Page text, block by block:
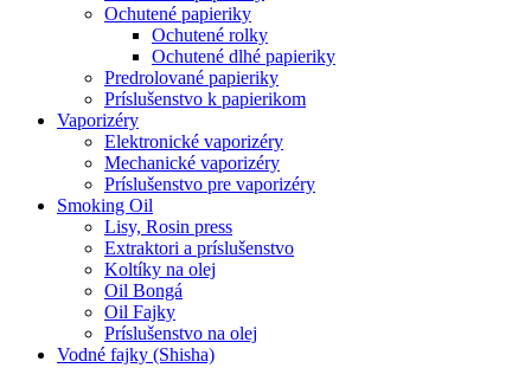
Ochutené papieriky
Ochutené rolky
Ochutené dlhé papieriky
Predrolované papieriky
Príslušenstvo k papierikom
Vaporizéry
Elektronické vaporizéry
Mechanické vaporizéry
Príslušenstvo pre vaporizéry
Smoking Oil
Lisy, Rosin press
Extraktori a príslušenstvo
Koltíky na olej
Oil Bongá
Oil Fajky
Príslušenstvo na olej
Vodné fajky (Shisha)